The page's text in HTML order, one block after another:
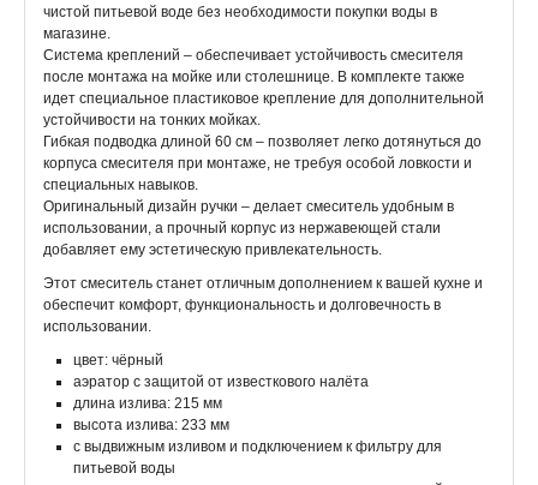
чистой питьевой воде без необходимости покупки воды в
магазине.
Система креплений – обеспечивает устойчивость смесителя
после монтажа на мойке или столешнице. В комплекте также
идет специальное пластиковое крепление для дополнительной
устойчивости на тонких мойках.
Гибкая подводка длиной 60 см – позволяет легко дотянуться до
корпуса смесителя при монтаже, не требуя особой ловкости и
специальных навыков.
Оригинальный дизайн ручки – делает смеситель удобным в
использовании, а прочный корпус из нержавеющей стали
добавляет ему эстетическую привлекательность.
Этот смеситель станет отличным дополнением к вашей кухне и
обеспечит комфорт, функциональность и долговечность в
использовании.
цвет: чёрный
аэратор с защитой от известкового налёта
длина излива: 215 мм
высота излива: 233 мм
с выдвижным изливом и подключением к фильтру для
питьевой воды